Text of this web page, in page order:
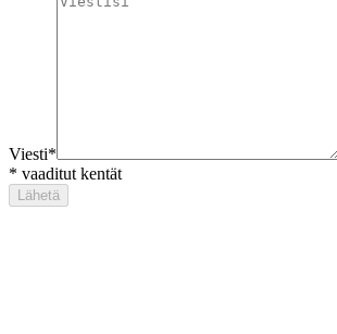
Viesti*
* vaaditut kentät